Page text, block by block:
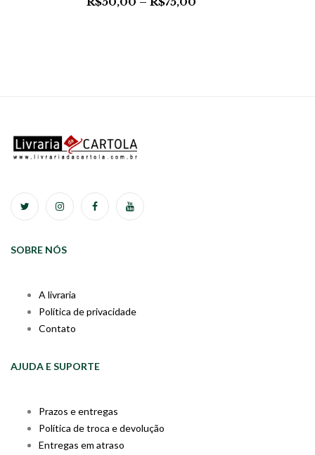
SOBRE NÓS
A livraria
Política de privacidade
Contato
AJUDA E SUPORTE
Prazos e entregas
Política de troca e devolução
Entregas em atraso